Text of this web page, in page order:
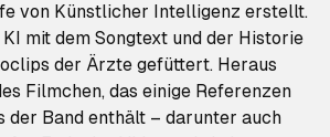
von Künstlicher Intelligenz erstellt.
mit dem Songtext und der Historie
der Ärzte gefüttert. Heraus
Filmchen, das einige Referenzen
der Band enthält – darunter auch